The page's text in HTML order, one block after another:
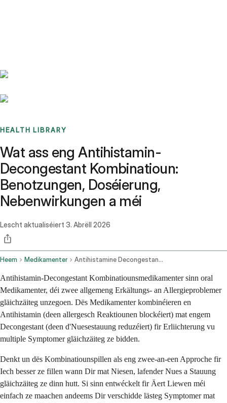
HEALTH LIBRARY
Wat ass eng Antihistamin-
Decongestant Kombinatioun:
Benotzungen, Doséierung,
Nebenwirkungen a méi
Lescht aktualiséiert 3. Abrëll 2026
Heem Medikamenter Antihistamine Decongestant Combination Oral Route
Antihistamin-Decongestant Kombinatiounsmedikamenter sinn oral
Medikamenter, déi zwee allgemeng Erkältungs- an Allergieproblemer
gläichzäiteg unzegoen. Dës Medikamenter kombinéieren en
Antihistamin (deen allergesch Reaktiounen blockéiert) mat engem
Decongestant (deen d'Nuesestauung reduzéiert) fir Erliichterung vu
multiple Symptomer gläichzäiteg ze bidden.
Denkt un dës Kombinatiounspillen als eng zwee-an-een Approche fir
Iech besser ze fillen wann Dir mat Niesen, lafender Nues a Stauung
gläichzäiteg ze dinn hutt. Si sinn entwéckelt fir Äert Liewen méi
einfach ze maachen andeems Dir verschidde lästeg Symptomer mat